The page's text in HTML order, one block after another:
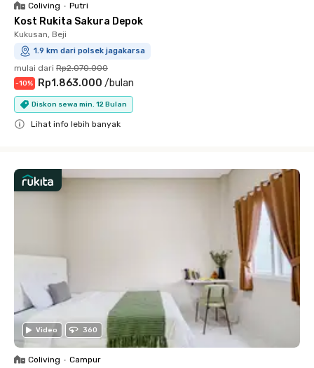
Coliving • Putri
Kost Rukita Sakura Depok
Kukusan, Beji
1.9 km dari polsek jagakarsa
mulai dari Rp2.070.000
-10% Rp1.863.000 /bulan
Diskon sewa min. 12 Bulan
Lihat info lebih banyak
Video 360
Coliving • Campur